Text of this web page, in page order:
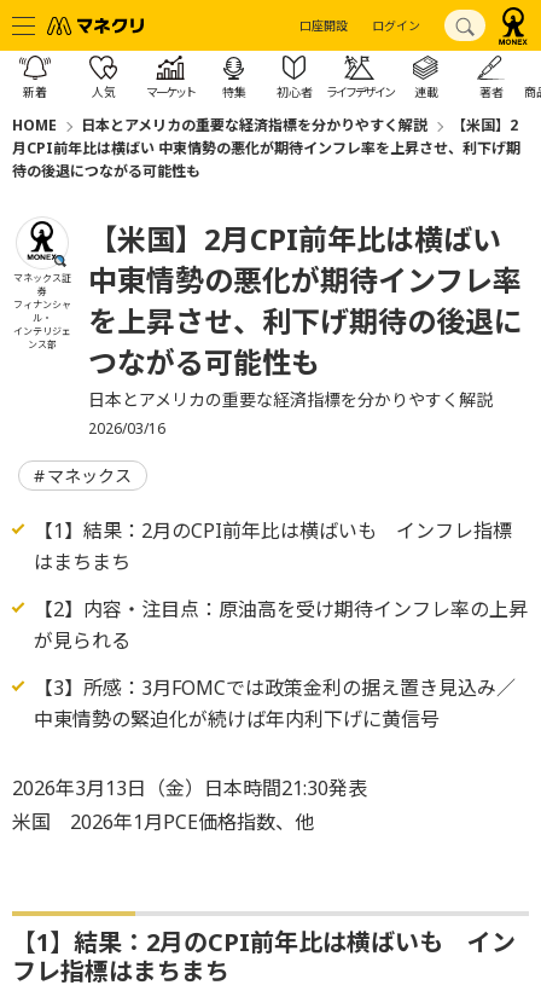
口座開設 ログイン
新着 人気 マーケット 特集 初心者 ライフデザイン 連載 著者 商
HOME 日本とアメリカの重要な経済指標を分かりやすく解説
【米国】2
月CPI前年比は横ばい 中東情勢の悪化が期待インフレ率を上昇させ、利下げ期
待の後退につながる可能性も
マネックス証
券
フィナンシャ
ル・
インテリジェ
ンス部
【米国】2月CPI前年比は横ばい
中東情勢の悪化が期待インフレ率
を上昇させ、利下げ期待の後退に
つながる可能性も
日本とアメリカの重要な経済指標を分かりやすく解説
2026/03/16
マネックス
【1】結果：2月のCPI前年比は横ばいも インフレ指標
はまちまち
【2】内容・注目点：原油高を受け期待インフレ率の上昇
が見られる
【3】所感：3月FOMCでは政策金利の据え置き見込み／
中東情勢の緊迫化が続けば年内利下げに黄信号
2026年3月13日（金）日本時間21:30発表
米国 2026年1月PCE価格指数、他
【1】結果：2月のCPI前年比は横ばいも イン
フレ指標はまちまち